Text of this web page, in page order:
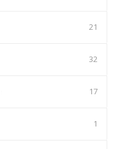
21
32
17
1